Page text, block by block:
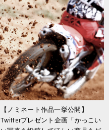
【ノミネート作品一挙公開】
Twitterプレゼント企画「かっこい